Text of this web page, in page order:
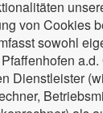
von Cookies
sowohl
a.d.
Dienstleister